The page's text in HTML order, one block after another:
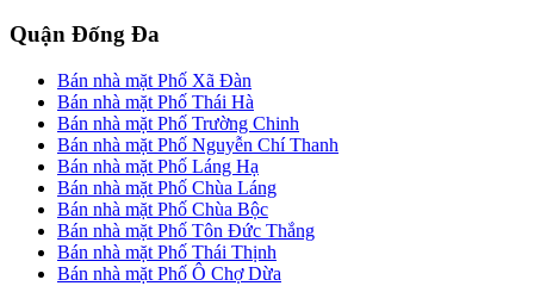
Quận Đống Đa
Bán nhà mặt Phố Xã Đàn
Bán nhà mặt Phố Thái Hà
Bán nhà mặt Phố Trường Chinh
Bán nhà mặt Phố Nguyễn Chí Thanh
Bán nhà mặt Phố Láng Hạ
Bán nhà mặt Phố Chùa Láng
Bán nhà mặt Phố Chùa Bộc
Bán nhà mặt Phố Tôn Đức Thắng
Bán nhà mặt Phố Thái Thịnh
Bán nhà mặt Phố Ô Chợ Dừa